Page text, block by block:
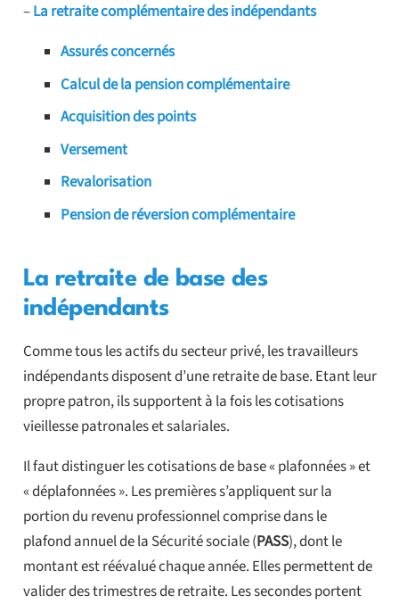
–La retraite complémentaire des indépendants
Assurés concernés
Calcul de la pension complémentaire
Acquisition des points
Versement
Revalorisation
Pension de réversion complémentaire
La retraite de base des
indépendants
Comme tous les actifs du secteur privé, les travailleurs
indépendants disposent d’une retraite de base. Etant leur
propre patron, ils supportent à la fois les cotisations
vieillesse patronales et salariales.
Il faut distinguer les cotisations de base « plafonnées » et
« déplafonnées ». Les premières s’appliquent sur la
portion du revenu professionnel comprise dans le
plafond annuel de la Sécurité sociale (PASS), dont le
montant est réévalué chaque année. Elles permettent de
valider des trimestres de retraite. Les secondes portent